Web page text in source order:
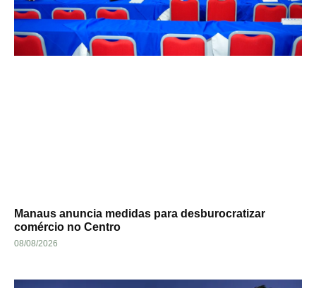
Manaus anuncia medidas para desburocratizar
comércio no Centro
08/08/2026